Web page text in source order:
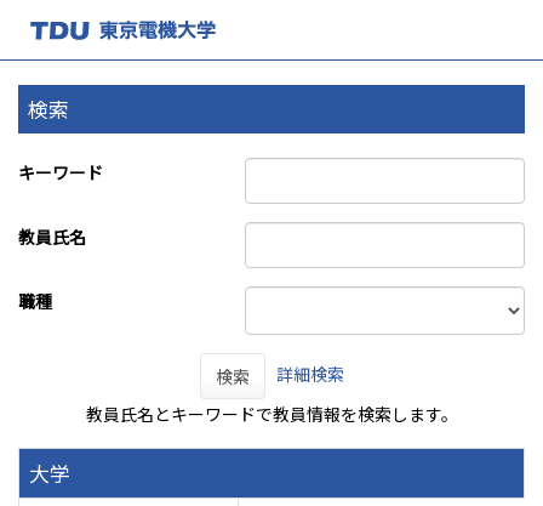
検索
キーワード
教員氏名
職種
検索
詳細検索
教員氏名とキーワードで教員情報を検索します。
大学